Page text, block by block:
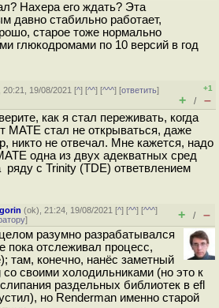
Нахера его ждать? Эта
давно стабильно работает,
старое тоже нормально
глюкодромами по 10 версий в год
20:21, 19/08/2021 [^] [^^] [^^^] [ответить]
+1
+ / –
как я стал переживать, когда
MATE стал не открываться, даже
никто не отвечал. Мне кажется, надо
одна из двух адекватных сред
ряду с Trinity (TDE) ответвлением
(ok), 21:24, 19/08/2021 [^] [^^] [^^^]
] + / –
разумно разрабатывался
пока отслеживал процесс,
там, конечно, нанёс заметный
своими холодильниками (но это к
раздельных библиотек в efl
но Renderman именно старой